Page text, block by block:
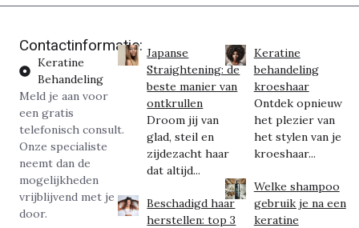
Contactinformatie:
Keratine
Behandeling
Meld je aan voor
een gratis
telefonisch consult.
Onze specialiste
neemt dan de
mogelijkheden
vrijblijvend met je
door.
Japanse
Straightening: de
beste manier van
ontkrullen
Droom jij van
glad, steil en
zijdezacht haar
dat altijd...
Beschadigd haar
herstellen: top 3
Keratine
behandeling
kroeshaar
Ontdek opnieuw
het plezier van
het stylen van je
kroeshaar...
Welke shampoo
gebruik je na een
keratine